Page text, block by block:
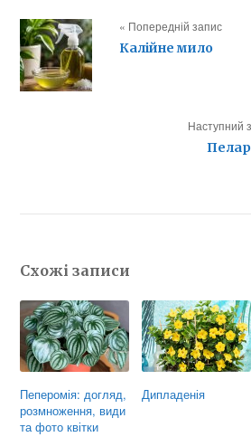
« Попередній запис
Калійне мило
Наступний
Схожі записи
Пеперомія: догляд,
розмноження, види
та фото квітки
Дипладенія